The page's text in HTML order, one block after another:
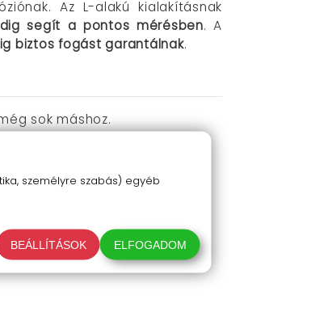
Az L-alakú kialakításnak
segít a pontos mérésben. A
biztos fogást garantálnak.
sok máshoz.
személyre szabás) egyéb
BEÁLLÍTÁSOK ELFOGADOM